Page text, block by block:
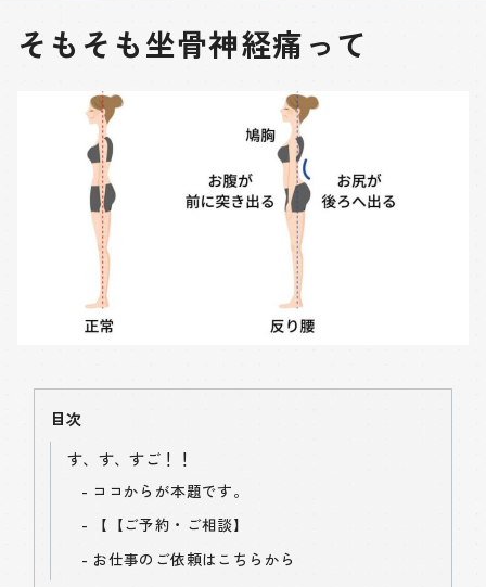
そもそも坐骨神経痛って
目次
す、す、すご！！
ココからが本題です。
【 【ご予約・ご相談】
お仕事のご依頼はこちらから